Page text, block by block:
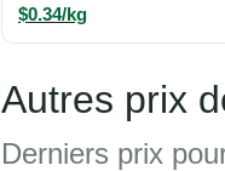
$0.34/kg
Autres prix
Derniers prix